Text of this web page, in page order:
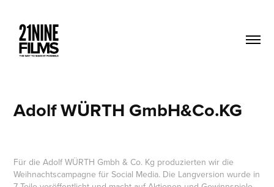
Adolf WÜRTH GmbH&Co.KG
Für dieAdolf WÜRTH Gmbh & Co. Kg produzierten wir die
Weihnachtscampagne für Social Media. Die Langversion wurde in